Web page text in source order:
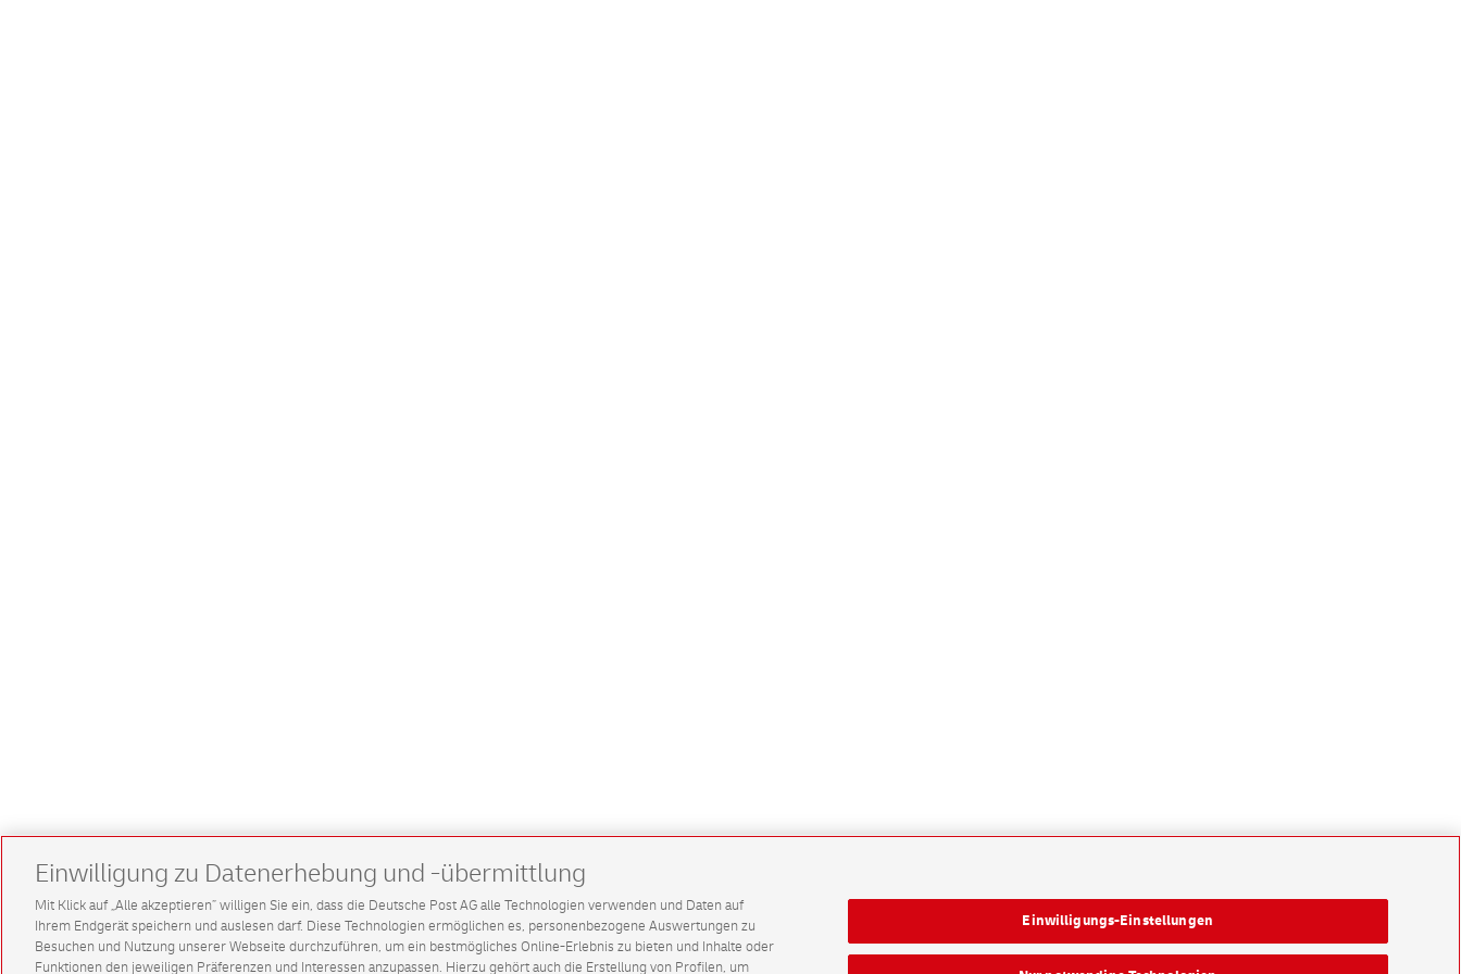
Einwilligung zu Datenerhebung und -übermittlung
Mit Klick auf „Alle akzeptieren” willigen Sie ein, dass die Deutsche Post AG alle Technologien verwenden und Daten auf
Ihrem Endgerät speichern und auslesen darf. Diese Technologien ermöglichen es, personenbezogene Auswertungen zu
Besuchen und Nutzung unserer Webseite durchzuführen, um ein bestmögliches Online-Erlebnis zu bieten und Inhalte oder
Funktionen den jeweiligen Präferenzen und Interessen anzupassen. Hierzu gehört auch die Erstellung von Profilen, um
Einwilligungs-Einstellungen